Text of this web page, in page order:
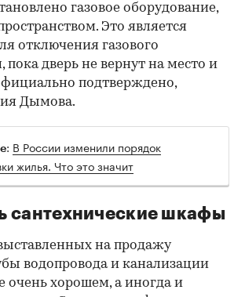
газовое оборудование,
Это является
отключения газового
пока дверь не вернут на место и
подтверждено,
Дымова.
: В России изменили порядок
жилья. Что это значит
сантехнические шкафы
на продажу
водопровода и канализации
очень хорошем, а иногда и